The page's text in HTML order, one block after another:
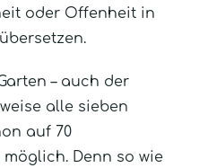
oder Offenheit in
– auch der
alle sieben
auf 70
Denn so wie